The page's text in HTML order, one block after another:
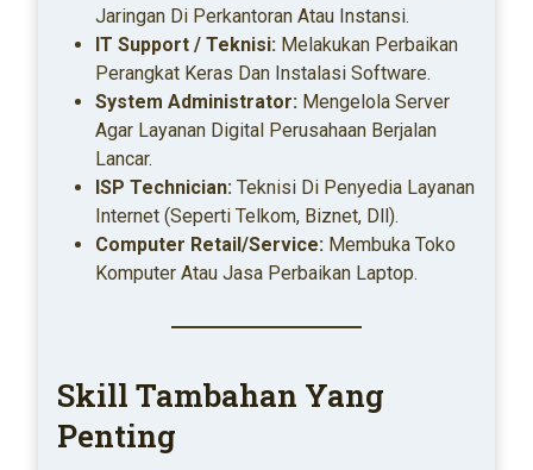
Jaringan Di Perkantoran Atau Instansi.
IT Support / Teknisi: Melakukan Perbaikan
Perangkat Keras Dan Instalasi Software.
System Administrator: Mengelola Server
Agar Layanan Digital Perusahaan Berjalan
Lancar.
ISP Technician: Teknisi Di Penyedia Layanan
Internet (seperti Telkom, Biznet, Dll).
Computer Retail/Service: Membuka Toko
Komputer Atau Jasa Perbaikan Laptop.
Skill Tambahan Yang
Penting